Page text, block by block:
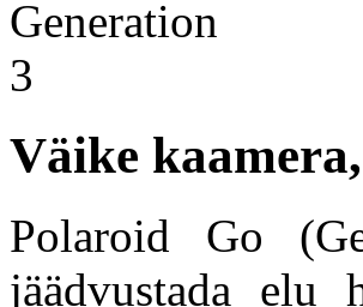
Väike
Polaroid Go
jäädvustada elu